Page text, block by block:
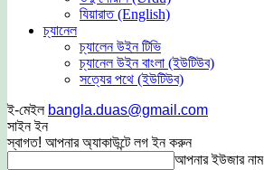
যিয়ারাত (English)
চ্যানেল
চ্যালেন উইন টিভি
চ্যানেল উইন বাংলা (ইউটিউব)
সত্যের পথে (ইউটিউব)
ই-মেইল bangla.duas@gmail.com
সাইন ইন
স্বাগত! আপনার অ্যাকাউন্টে লগ ইন করুন
আপনার ইউজার নাম